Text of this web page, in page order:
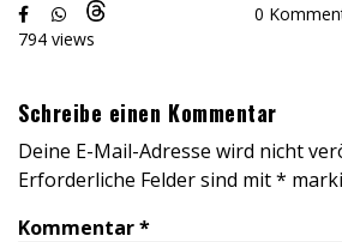
0
794 views
Schreibe einen Kommentar
Deine E-Mail-Adresse wird nicht
Erforderliche Felder sind mit*
Kommentar*